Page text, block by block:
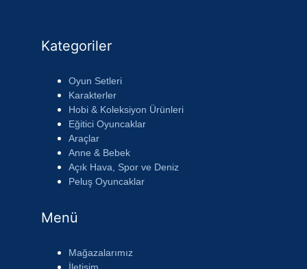
Kategoriler
Oyun Setleri
Karakterler
Hobi & Koleksiyon Ürünleri
Eğitici Oyuncaklar
Araçlar
Anne & Bebek
Açık Hava, Spor ve Deniz
Peluş Oyuncaklar
Menü
Mağazalarımız